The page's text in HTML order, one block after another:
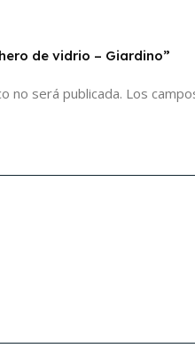
de vidrio – Giardino”
no será publicada. Los